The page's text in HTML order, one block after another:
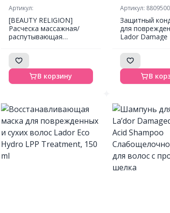
Артикул:
[BEAUTY RELIGION]
Расческа массажная/
распутывающая
формат Massage Brush
mini purple, 1 шт
В корзину
Артикул:
Защитный
для
Lador Damage
В